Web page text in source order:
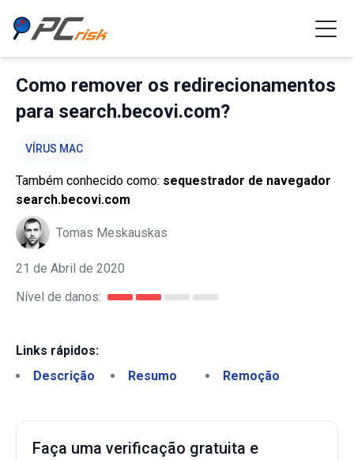
Como remover os redirecionamentos
para search.becovi.com?
VÍRUS MAC
Também conhecido como: sequestrador de navegador
search.becovi.com
Tomas Meskauskas
21 de Abril de 2020
Nível de danos:
Links rápidos:
Descrição
Resumo Remoção
Faça uma verificação gratuita e